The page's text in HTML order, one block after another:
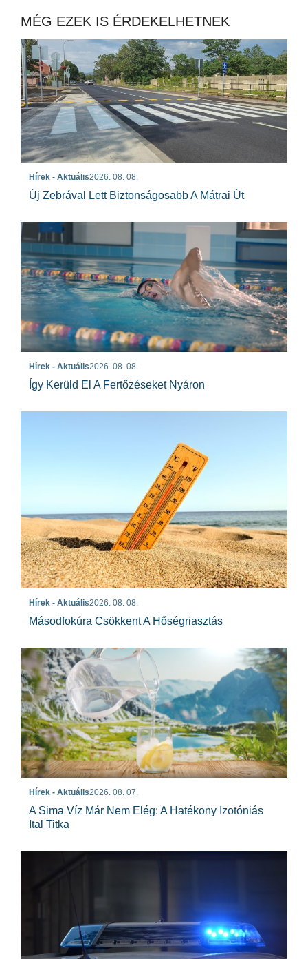
MÉG EZEK IS ÉRDEKELHETNEK
Hírek - Aktuális2026. 08. 08.
Új Zebrával Lett Biztonságosabb A Mátrai Út
Hírek - Aktuális2026. 08. 08.
Így Kerüld El A Fertőzéseket Nyáron
Hírek - Aktuális2026. 08. 08.
Másodfokúra Csökkent A Hőségriasztás
Hírek - Aktuális2026. 08. 07.
A Sima Víz Már Nem Elég: A Hatékony Izotóniás
Ital Titka